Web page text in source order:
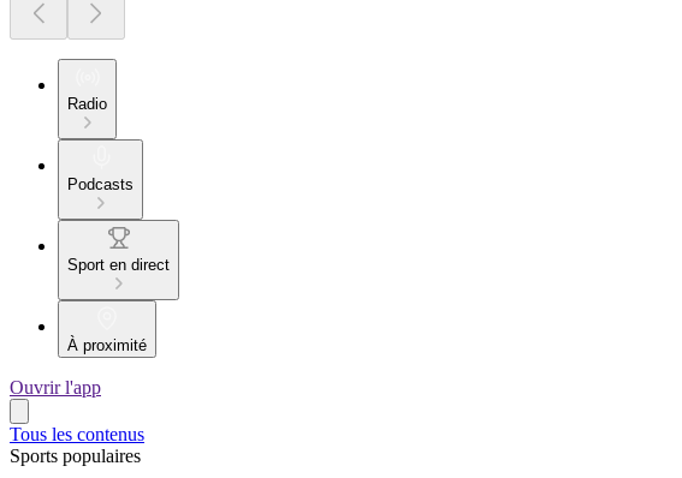
Radio
Podcasts
Sport en direct
À proximité
Ouvrir l'app
Tous les contenus
Sports populaires